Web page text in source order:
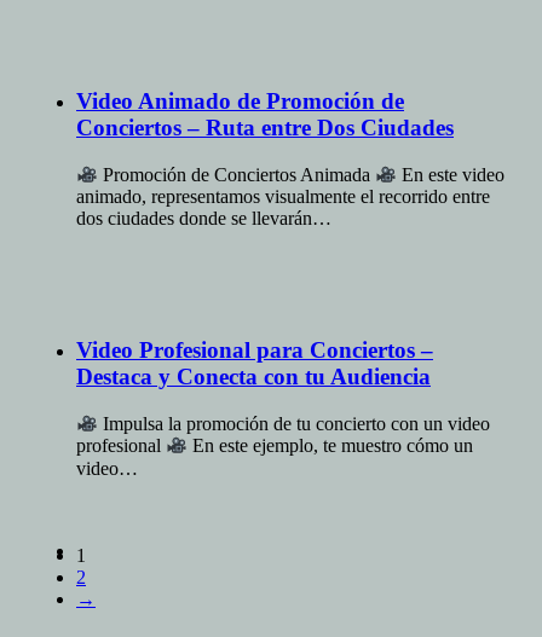
Video Animado de Promoción de
Conciertos – Ruta entre Dos Ciudades
Promoción de Conciertos Animada
En este video
animado, representamos visualmente el recorrido entre
dos ciudades donde se llevarán…
Video Profesional para Conciertos –
Destaca y Conecta con tu Audiencia
Impulsa la promoción de tu concierto con un video
profesional
En este ejemplo, te muestro cómo un
video…
1
2
→